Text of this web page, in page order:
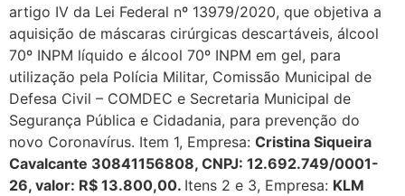
artigo IV da Lei Federal nº 13979/2020, que objetiva a
aquisição de máscaras cirúrgicas descartáveis, álcool
70º INPM líquido e álcool 70º INPM em gel, para
utilização pela Polícia Militar, Comissão Municipal de
Defesa Civil – COMDEC e Secretaria Municipal de
Segurança Pública e Cidadania, para prevenção do
novo Coronavírus. Item 1, Empresa: Cristina Siqueira
Cavalcante 30841156808, CNPJ: 12.692.749/0001-
26, valor: R$ 13.800,00. Itens 2 e 3, Empresa: KLM